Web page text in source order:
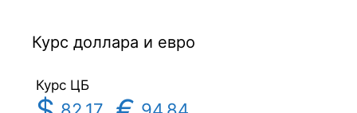
Курс доллара и евро
Курс ЦБ